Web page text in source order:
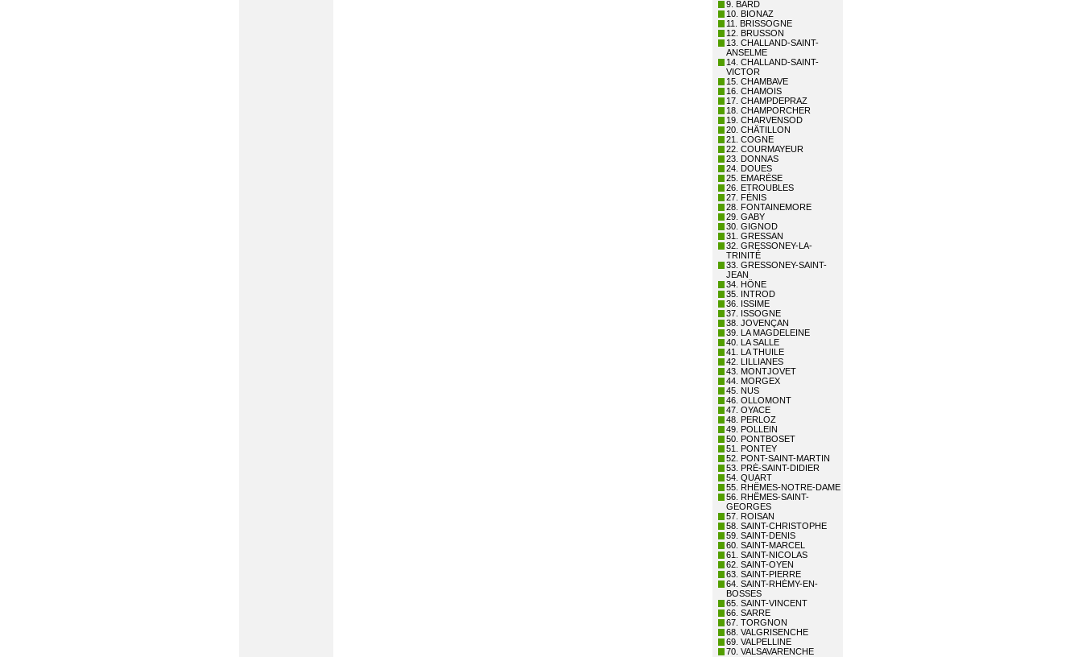
9. BARD
10. BIONAZ
11. BRISSOGNE
12. BRUSSON
13. CHALLAND-SAINT-
ANSELME
14. CHALLAND-SAINT-
VICTOR
15. CHAMBAVE
16. CHAMOIS
17. CHAMPDEPRAZ
18. CHAMPORCHER
19. CHARVENSOD
20. CHÂTILLON
21. COGNE
22. COURMAYEUR
23. DONNAS
24. DOUES
25. EMARÈSE
26. ETROUBLES
27. FÉNIS
28. FONTAINEMORE
29. GABY
30. GIGNOD
31. GRESSAN
32. GRESSONEY-LA-
TRINITÉ
33. GRESSONEY-SAINT-
JEAN
34. HÔNE
35. INTROD
36. ISSIME
37. ISSOGNE
38. JOVENÇAN
39. LA MAGDELEINE
40. LA SALLE
41. LA THUILE
42. LILLIANES
43. MONTJOVET
44. MORGEX
45. NUS
46. OLLOMONT
47. OYACE
48. PERLOZ
49. POLLEIN
50. PONTBOSET
51. PONTEY
52. PONT-SAINT-MARTIN
53. PRÉ-SAINT-DIDIER
54. QUART
55. RHÊMES-NOTRE-DAME
56. RHÊMES-SAINT-
GEORGES
57. ROISAN
58. SAINT-CHRISTOPHE
59. SAINT-DENIS
60. SAINT-MARCEL
61. SAINT-NICOLAS
62. SAINT-OYEN
63. SAINT-PIERRE
64. SAINT-RHÉMY-EN-
BOSSES
65. SAINT-VINCENT
66. SARRE
67. TORGNON
68. VALGRISENCHE
69. VALPELLINE
70. VALSAVARENCHE